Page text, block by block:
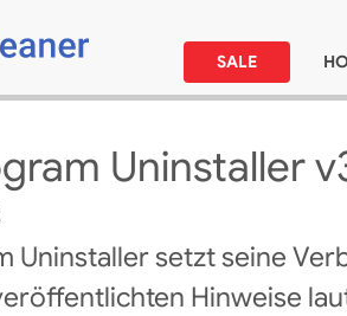
SALE
Uninstaller
Uninstaller setzt seine
Hinweise